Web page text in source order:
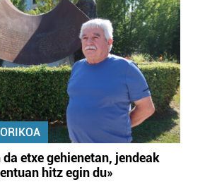
etxe gehienetan, jendeak
hitz egin du»